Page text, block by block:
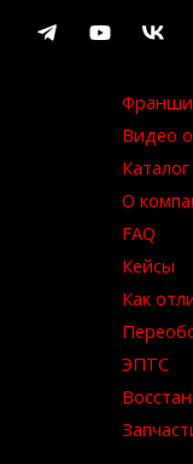
Видео
Каталог
О
FAQ
Кейсы
Как
ЭПТС